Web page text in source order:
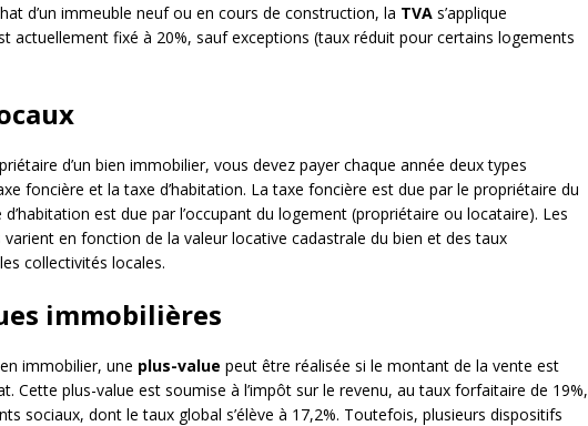
d’un immeuble neuf ou en cours de construction, la TVA s’applique
actuellement fixé à 20%, sauf exceptions (taux réduit pour certains logements
d’un bien immobilier, vous devez payer chaque année deux types
foncière et la taxe d’habitation. La taxe foncière est due par le propriétaire du
est due par l’occupant du logement (propriétaire ou locataire). Les
en fonction de la valeur locative cadastrale du bien et des taux
collectivités locales.
immobilières
immobilier, une plus-value peut être réalisée si le montant de la vente est
Cette plus-value est soumise à l’impôt sur le revenu, au taux forfaitaire de 19%,
sociaux, dont le taux global s’élève à 17,2%. Toutefois, plusieurs dispositifs